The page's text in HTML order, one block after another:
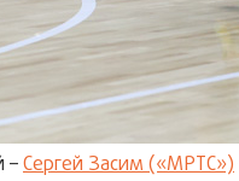
–Сергей Засим («МРТС»)